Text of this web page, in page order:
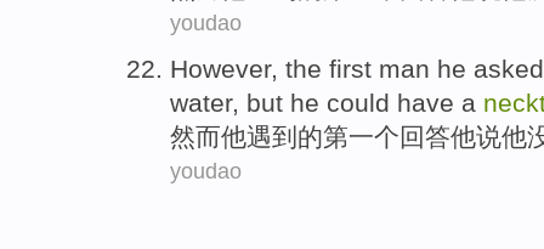
youdao
However, the first man he
water, but he could have a
然而他遇到 的第一个回答他说他
youdao